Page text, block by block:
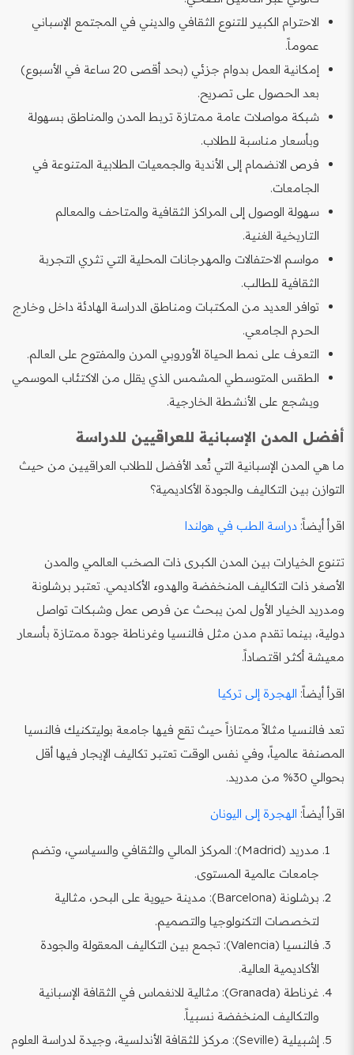
الاحترام الكبير للتنوع الثقافي والديني في المجتمع الإسباني
عموماً.
إمكانية العمل بدوام جزئي (بحد أقصى 20 ساعة في الأسبوع)
بعد الحصول على تصريح.
شبكة مواصلات عامة ممتازة تربط المدن والمناطق بسهولة
وبأسعار مناسبة للطلاب.
فرص الانضمام إلى الأندية والجمعيات الطلابية المتنوعة في
الجامعات.
سهولة الوصول إلى المراكز الثقافية والمتاحف والمعالم
التاريخية الغنية.
مواسم الاحتفالات والمهرجانات المحلية التي تثري التجربة
الثقافية للطالب.
توافر العديد من المكتبات ومناطق الدراسة الهادئة داخل وخارج
الحرم الجامعي.
التعرف على نمط الحياة الأوروبي المرن والمفتوح على العالم.
الطقس المتوسطي المشمس الذي يقلل من الاكتئاب الموسمي
ويشجع على الأنشطة الخارجية.
أفضل المدن الإسبانية للعراقيين للدراسة
ما هي المدن الإسبانية التي تُعد الأفضل للطلاب العراقيين من حيث
التوازن بين التكاليف والجودة الأكاديمية؟
اقرأ أيضاً: دراسة الطب في هولندا
تتنوع الخيارات بين المدن الكبرى ذات الصخب العالمي والمدن
الأصغر ذات التكاليف المنخفضة والهدوء الأكاديمي. تعتبر برشلونة
ومدريد الخيار الأول لمن يبحث عن فرص عمل وشبكات تواصل
دولية، بينما تقدم مدن مثل فالنسيا وغرناطة جودة ممتازة بأسعار
معيشة أكثر اقتصاداً.
اقرأ أيضاً: الهجرة إلى تركيا
تعد فالنسيا مثالاً ممتازاً حيث تقع فيها جامعة بوليتكنيك فالنسيا
المصنفة عالمياً، وفي نفس الوقت تعتبر تكاليف الإيجار فيها أقل
بحوالي 30% من مدريد.
اقرأ أيضاً: الهجرة إلى اليونان
مدريد (Madrid): المركز المالي والثقافي والسياسي، وتضم
جامعات عالمية المستوى.
برشلونة (Barcelona): مدينة حيوية على البحر، مثالية
لتخصصات التكنولوجيا والتصميم.
فالنسيا (Valencia): تجمع بين التكاليف المعقولة والجودة
الأكاديمية العالية.
غرناطة (Granada): مثالية للانغماس في الثقافة الإسبانية
والتكاليف المنخفضة نسبياً.
إشبيلية (Seville): مركز للثقافة الأندلسية، وجيدة لدراسة العلوم